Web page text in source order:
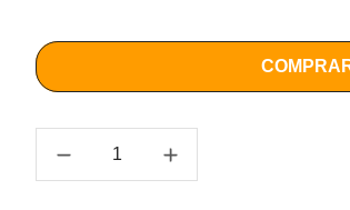
maniobrarla más fácilmente
Cuenta con cerdas suaves y
Cuenta con un dosificador de
remover la suciedad y los